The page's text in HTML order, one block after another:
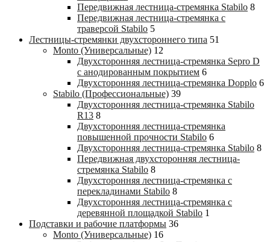
Передвижная лестница-стремянка Stabilo 8
Передвижная лестница-стремянка с
траверсой Stabilo 5
Лестницы-стремянки двухстороннего типа 51
Monto (Универсальные) 12
Двухсторонняя лестница-стремянка Sepro D
с анодированным покрытием 6
Двухсторонняя лестница-стремянка Dopplo 6
Stabilo (Профессиональные) 39
Двухсторонняя лестница-стремянка Stabilo
R13 8
Двухсторонняя лестница-стремянка
повышенной прочности Stabilo 6
Двухсторонняя лестница-стремянка Stabilo 8
Передвижная двухсторонняя лестница-
стремянка Stabilo 8
Двухсторонняя лестница-стремянка с
перекладинами Stabilo 8
Двухсторонняя лестница-стремянка с
деревянной площадкой Stabilo 1
Подставки и рабочие платформы 36
Monto (Универсальные) 16